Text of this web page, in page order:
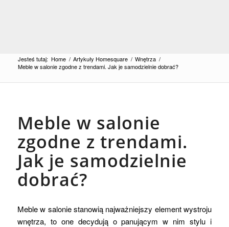
Jesteś tutaj: Home / Artykuły Homesquare / Wnętrza /
Meble w salonie zgodne z trendami. Jak je samodzielnie dobrać?
Meble w salonie
zgodne z trendami.
Jak je samodzielnie
dobrać?
Meble w salonie stanowią najważniejszy element wystroju
wnętrza, to one decydują o panującym w nim stylu i